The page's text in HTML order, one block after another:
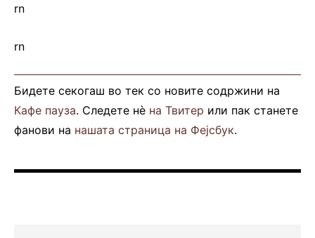
rn
rn
Бидете секогаш во тек со новите содржини на
Кафе пауза. Следете нè на Твитер или пак станете
фанови на нашата страница на Фејсбук.